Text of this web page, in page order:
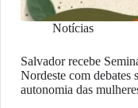
Notícias
Salvador recebe
Nordeste com debates
autonomia das